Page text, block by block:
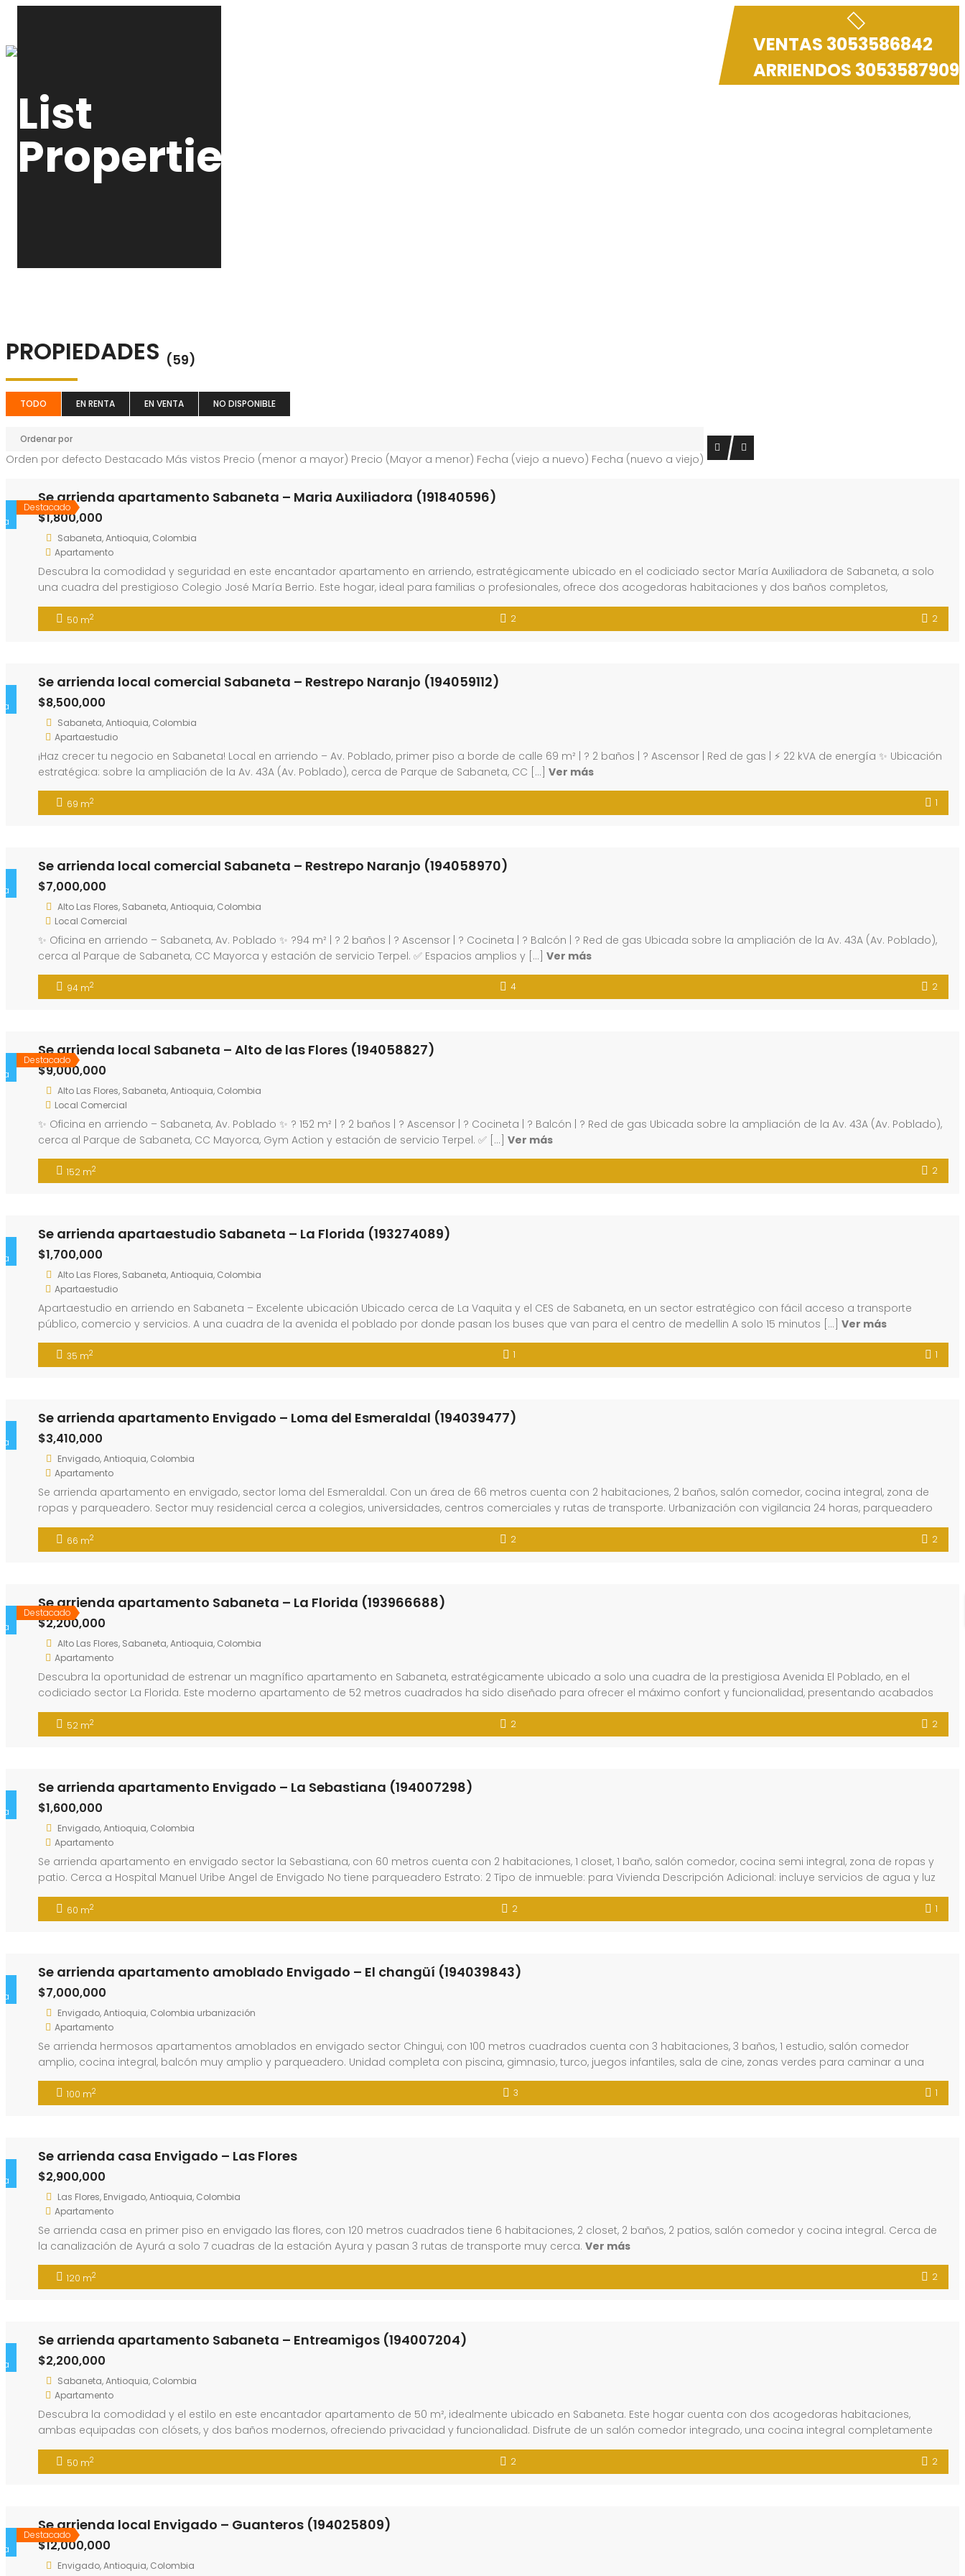
VENTAS 3053586842
ARRIENDOS 3053587909
List
Properties
PROPIEDADES (59)
TODO EN RENTA EN VENTA NO DISPONIBLE
Ordenar por
Orden por defecto Destacado Más vistos Precio (menor a mayor) Precio (Mayor a menor) Fecha (viejo a nuevo) Fecha (nuevo a viejo)
Destacado
Se arrienda apartamento Sabaneta – Maria Auxiliadora (191840596)
$1,800,000
Sabaneta, Antioquia, Colombia
Apartamento
Descubra la comodidad y seguridad en este encantador apartamento en arriendo, estratégicamente ubicado en el codiciado sector María Auxiliadora de Sabaneta, a solo
una cuadra del prestigioso Colegio José María Berrio. Este hogar, ideal para familias o profesionales, ofrece dos acogedoras habitaciones y dos baños completos,
garantizando privaci…
50 m2 2 2
Se arrienda local comercial Sabaneta – Restrepo Naranjo (194059112)
$8,500,000
Sabaneta, Antioquia, Colombia
Apartaestudio
¡Haz crecer tu negocio en Sabaneta! Local en arriendo – Av. Poblado, primer piso a borde de calle 69 m² | ? 2 baños | ? Ascensor | Red de gas | ⚡ 22 kVA de energía ✨ Ubicación
estratégica: sobre la ampliación de la Av. 43A (Av. Poblado), cerca de Parque de Sabaneta, CC […] Ver más
69 m2 1
Se arrienda local comercial Sabaneta – Restrepo Naranjo (194058970)
$7,000,000
Alto Las Flores, Sabaneta, Antioquia, Colombia
Local Comercial
✨ Oficina en arriendo – Sabaneta, Av. Poblado ✨ ?94 m² | ? 2 baños | ? Ascensor | ? Cocineta | ? Balcón | ? Red de gas Ubicada sobre la ampliación de la Av. 43A (Av. Poblado),
cerca al Parque de Sabaneta, CC Mayorca y estación de servicio Terpel. ✅ Espacios amplios y […] Ver más
94 m2 4 2
Destacado
Se arrienda local Sabaneta – Alto de las Flores (194058827)
$9,000,000
Alto Las Flores, Sabaneta, Antioquia, Colombia
Local Comercial
✨ Oficina en arriendo – Sabaneta, Av. Poblado ✨ ? 152 m² | ? 2 baños | ? Ascensor | ? Cocineta | ? Balcón | ? Red de gas Ubicada sobre la ampliación de la Av. 43A (Av. Poblado),
cerca al Parque de Sabaneta, CC Mayorca, Gym Action y estación de servicio Terpel. ✅ […] Ver más
152 m2 2
Se arrienda apartaestudio Sabaneta – La Florida (193274089)
$1,700,000
Alto Las Flores, Sabaneta, Antioquia, Colombia
Apartaestudio
Apartaestudio en arriendo en Sabaneta – Excelente ubicación Ubicado cerca de La Vaquita y el CES de Sabaneta, en un sector estratégico con fácil acceso a transporte
público, comercio y servicios. A una cuadra de la avenida el poblado por donde pasan los buses que van para el centro de medellin A solo 15 minutos […] Ver más
35 m2 1 1
Se arrienda apartamento Envigado – Loma del Esmeraldal (194039477)
$3,410,000
Envigado, Antioquia, Colombia
Apartamento
Se arrienda apartamento en envigado, sector loma del Esmeraldal. Con un área de 66 metros cuenta con 2 habitaciones, 2 baños, salón comedor, cocina integral, zona de
ropas y parqueadero. Sector muy residencial cerca a colegios, universidades, centros comerciales y rutas de transporte. Urbanización con vigilancia 24 horas, parqueadero
de visitan…
66 m2 2 2
Destacado
Se arrienda apartamento Sabaneta – La Florida (193966688)
$2,200,000
Alto Las Flores, Sabaneta, Antioquia, Colombia
Apartamento
Descubra la oportunidad de estrenar un magnífico apartamento en Sabaneta, estratégicamente ubicado a solo una cuadra de la prestigiosa Avenida El Poblado, en el
codiciado sector La Florida. Este moderno apartamento de 52 metros cuadrados ha sido diseñado para ofrecer el máximo confort y funcionalidad, presentando acabados
52 m2 2 2
Se arrienda apartamento Envigado – La Sebastiana (194007298)
$1,600,000
Envigado, Antioquia, Colombia
Apartamento
Se arrienda apartamento en envigado sector la Sebastiana, con 60 metros cuenta con 2 habitaciones, 1 closet, 1 baño, salón comedor, cocina semi integral, zona de ropas y
patio. Cerca a Hospital Manuel Uribe Angel de Envigado No tiene parqueadero Estrato: 2 Tipo de inmueble: para Vivienda Descripción Adicional: incluye servicios de agua y luz
60 m2 2 1
Se arrienda apartamento amoblado Envigado – El changüí (194039843)
$7,000,000
Envigado, Antioquia, Colombia urbanización
Apartamento
Se arrienda hermosos apartamentos amoblados en envigado sector Chingui, con 100 metros cuadrados cuenta con 3 habitaciones, 3 baños, 1 estudio, salón comedor
amplio, cocina integral, balcón muy amplio y parqueadero. Unidad completa con piscina, gimnasio, turco, juegos infantiles, sala de cine, zonas verdes para caminar a una
cascada, montar bici…
100 m2 3 1
Se arrienda casa Envigado – Las Flores
$2,900,000
Las Flores, Envigado, Antioquia, Colombia
Apartamento
Se arrienda casa en primer piso en envigado las flores, con 120 metros cuadrados tiene 6 habitaciones, 2 closet, 2 baños, 2 patios, salón comedor y cocina integral. Cerca de
la canalización de Ayurá a solo 7 cuadras de la estación Ayura y pasan 3 rutas de transporte muy cerca. Ver más
120 m2 2
Se arrienda apartamento Sabaneta – Entreamigos (194007204)
$2,200,000
Sabaneta, Antioquia, Colombia
Apartamento
Descubra la comodidad y el estilo en este encantador apartamento de 50 m², idealmente ubicado en Sabaneta. Este hogar cuenta con dos acogedoras habitaciones,
ambas equipadas con clósets, y dos baños modernos, ofreciendo privacidad y funcionalidad. Disfrute de un salón comedor integrado, una cocina integral completamente
equipada y un práctico …
50 m2 2 2
Destacado
Se arrienda local Envigado – Guanteros (194025809)
$12,000,000
Envigado, Antioquia, Colombia